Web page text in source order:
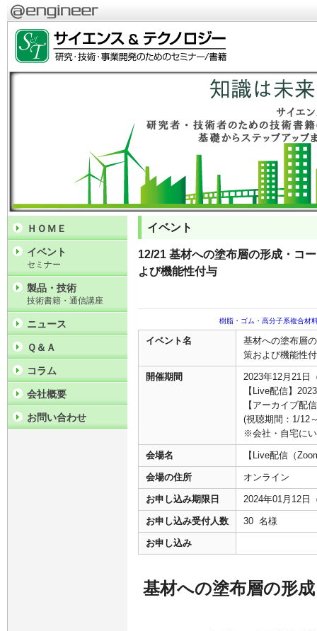
イベント
12/21 基材への塗布層の形成・コ
よび機能性付与
樹脂・ゴム・高分子系複合材
イベント名
基材への塗布層
策および機能性
開催期間
2023年12月21日
【Live配信】
【アーカイブ配
(視聴期間：1/12
※会社・自宅に
会場名 【Live配信（
会場の住所 オンライン
お申し込み期限日 2024年01月12日
お申し込み受付人数 30 名様
お申し込み
基材への塗布層の形
ＨＯＭＥ
イベント
セミナー
製品・技術
技術書籍・通信講座
ニュース
Ｑ＆Ａ
コラム
会社概要
お問い合わせ